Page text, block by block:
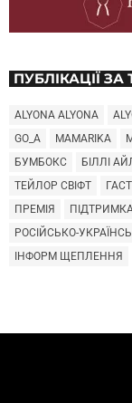
ПУБЛІКАЦІЇ
ALYONA ALYONA
GO_A
MAMARIKA
БУМБОКС
БІЛЛІ
ТЕЙЛОР СВІФТ
ПРЕМІЯ
РОСІЙСЬКО-
ІНФОРМ ЩЕПЛЕННЯ